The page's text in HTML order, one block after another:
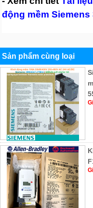
động mềm Siemens
Sản phẩm cùng loại